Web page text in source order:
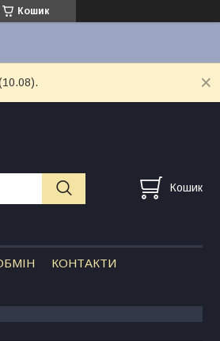
Кошик
Кошик
КОНТАКТИ